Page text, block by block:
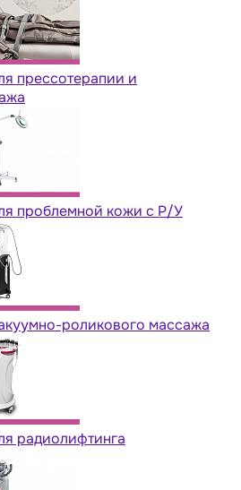
прессотерапии и
проблемной кожи с Р/У
роликового массажа
радиолифтинга